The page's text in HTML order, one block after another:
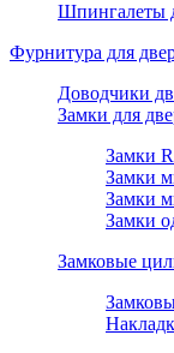
Шпингалеты
Фурнитура для
Доводчики
Замки для
Замки
Замки
Замки
Замки
Замковые